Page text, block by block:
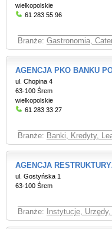
wielkopolskie
61 283 55 96
Branże: Gastronomia,
AGENCJA PKO BANKU
ul. Chopina 4
63-100 Śrem
wielkopolskie
61 283 33 27
Branże: Banki, Kredyty,
AGENCJA
ul. Gostyńska 1
63-100 Śrem
Branże: Instytucje,